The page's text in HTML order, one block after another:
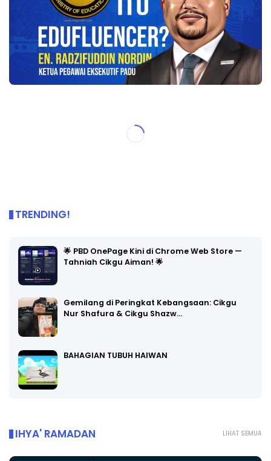
TRENDING!
🌟 PBD OnePage Kini di Chrome Web Store —
Tahniah Cikgu Aiman! 🌟
Gemilang di Peringkat Kebangsaan: Cikgu
Nur Shafura & Cikgu Shazw…
BAHAGIAN TUBUH HAIWAN
LIHAT SEMUA
IHYA' RAMADAN